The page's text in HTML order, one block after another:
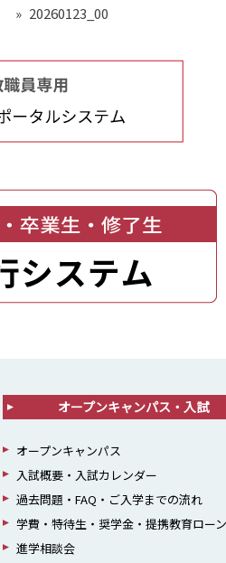
» 20260123_00
オープンキャンパス・入試
オープンキャンパス
入試概要・入試カレンダー
過去問題・FAQ・ご入学までの流れ
学費・特待生・奨学金・提携教育ローン
進学相談会